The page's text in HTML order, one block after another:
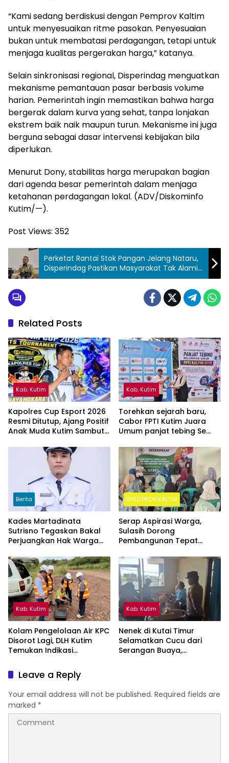
“Kami sedang berdiskusi dengan Pemprov Kaltim
untuk menyesuaikan ritme pasokan. Penyesuaian
bukan untuk membatasi perdagangan, tetapi untuk
menjaga kualitas pergerakan harga,” katanya.
Selain sinkronisasi regional, Disperindag menguatkan
mekanisme pemantauan pasar berbasis volume
harian. Pemerintah ingin memastikan bahwa harga
bergerak dalam kurva yang sehat, tanpa lonjakan
ekstrem baik naik maupun turun. Mekanisme ini juga
berguna sebagai dasar intervensi kebijakan bila
diperlukan.
Menurut Dony, stabilitas harga merupakan bagian
dari agenda besar pemerintah dalam menjaga
ketahanan perdagangan lokal. (ADV/Diskominfo
Kutim/—).
Post Views: 352
Perketat Rantai Stok Pangan Jelang Nataru,
Disperindag Pastikan Masyarakat Tak Alami
Kekosongan Pasokan
Related Posts
Kab. Kutim
Kapolres Cup Esport 2026
Resmi Ditutup, Ajang Positif
Anak Muda Kutim Sambut
Kab. Kutim
Torehkan sejarah baru,
Cabor FPTI Kutim Juara
Umum panjat tebing Se
Berita
Kades Martadinata
Sutrisno Tegaskan Bakal
Perjuangkan Hak Warga
Kutim
DPRD PROV KALTIM
Serap Aspirasi Warga,
Sulasih Dorong
Pembangunan Tepat
Kab. Kutim
Kolam Pengelolaan Air KPC
Disorot Lagi, DLH Kutim
Temukan Indikasi
Kab. Kutim
Nenek di Kutai Timur
Selamatkan Cucu dari
Serangan Buaya,
Leave a Reply
Your email address will not be published. Required fields are
marked *